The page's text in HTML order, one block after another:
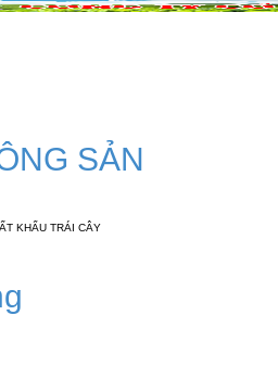
SẢN
KHẨU TRÁI CÂY